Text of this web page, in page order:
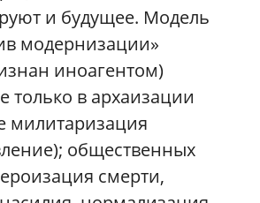
и будущее. Модель
модернизации»
иноагентом)
только в архаизации
милитаризация
общественных
смерти,